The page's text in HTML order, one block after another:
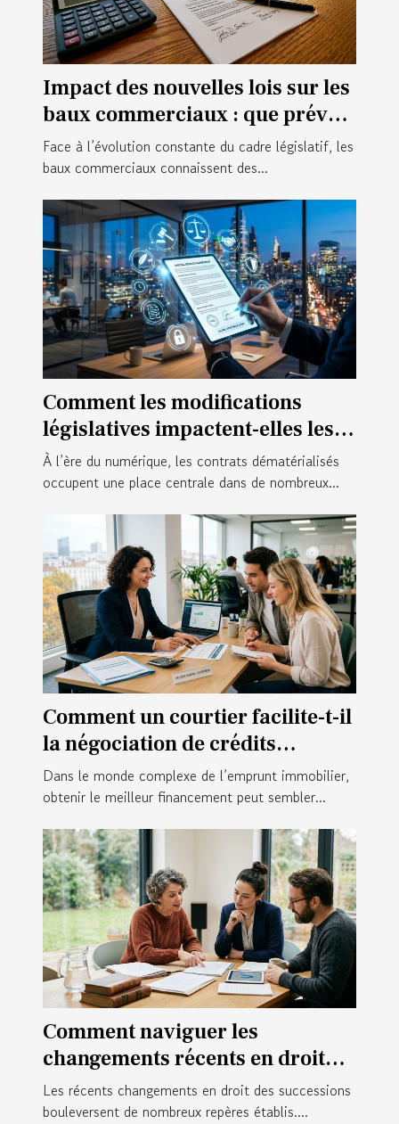
Impact des nouvelles lois sur les
baux commerciaux : que prévoir
?
Face à l’évolution constante du cadre législatif, les
baux commerciaux connaissent des...
Comment les modifications
législatives impactent-elles les
contrats numériques ?
À l’ère du numérique, les contrats dématérialisés
occupent une place centrale dans de nombreux...
Comment un courtier facilite-t-il
la négociation de crédits
immobiliers ?
Dans le monde complexe de l’emprunt immobilier,
obtenir le meilleur financement peut sembler...
Comment naviguer les
changements récents en droit
des successions ?
Les récents changements en droit des successions
bouleversent de nombreux repères établis....